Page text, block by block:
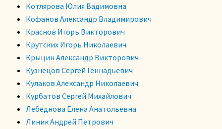
Котлярова Юлия Вадимовна
Кофанов Александр Владимирович
Краснов Игорь Викторович
Крутских Игорь Николаевич
Крыцин Александр Викторович
Кузнецов Сергей Геннадьевич
Кулаков Александр Николаевич
Курбатов Сергей Михайлович
Лебеднова Елена Анатольевна
Линик Андрей Петрович